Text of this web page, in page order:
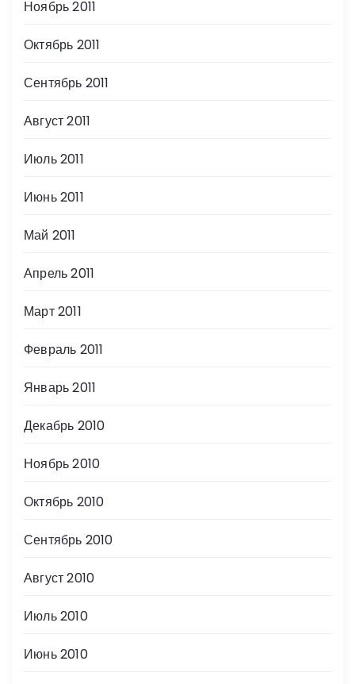
Ноябрь 2011
Октябрь 2011
Сентябрь 2011
Август 2011
Июль 2011
Июнь 2011
Май 2011
Апрель 2011
Март 2011
Февраль 2011
Январь 2011
Декабрь 2010
Ноябрь 2010
Октябрь 2010
Сентябрь 2010
Август 2010
Июль 2010
Июнь 2010